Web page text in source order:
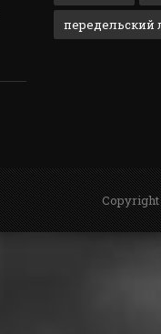
передельский